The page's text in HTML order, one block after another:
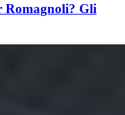
Romagnoli? Gli